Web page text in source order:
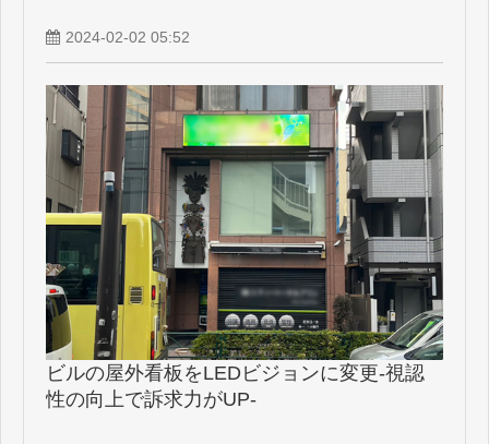
2024-02-02 05:52
ビルの屋外看板をLEDビジョンに変更-視認
性の向上で訴求力がUP-